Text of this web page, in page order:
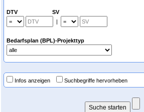
DTV SV
|
Bedarfsplan (BPL)-Projekttyp
Infos anzeigen Suchbegriffe hervorheben